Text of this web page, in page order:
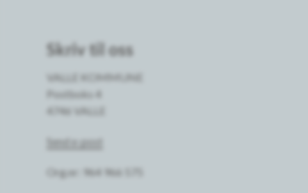
Skriv til oss
VALLE KOMMUNE
Postboks 4
4746 VALLE
Send e-post
Org.nr: 964 966 575